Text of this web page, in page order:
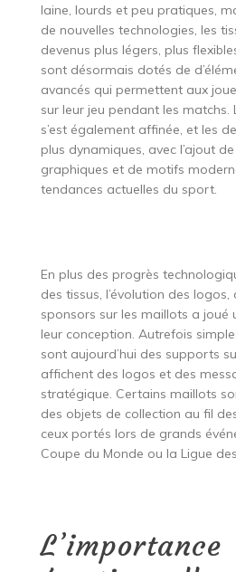
laine, lourds et peu pratiques,
de nouvelles technologies, les
devenus plus légers, plus
sont désormais dotés de
avancés qui permettent aux
sur leur jeu pendant les
s’est également affinée, et les
plus dynamiques, avec l’ajout
graphiques et de motifs
tendances actuelles du sport.
En plus des progrès
des tissus, l’évolution des
sponsors sur les maillots a joué
leur conception. Autrefois
sont aujourd’hui des supports
affichent des logos et des
stratégique. Certains maillots
des objets de collection au fil
ceux portés lors de grands
Coupe du Monde ou la Ligue
L’importance